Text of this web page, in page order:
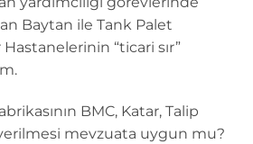
Baytan ile Tank Palet
Hastanelerinin “ticari sır”
BMC, Katar, Talip
mevzuata uygun mu?